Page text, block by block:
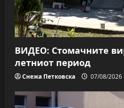
ВИДЕО: Стомачните
летниот период
Снежа Петковска 07/08/2026